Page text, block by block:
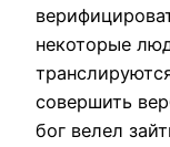
некоторые
совершить
бог велел